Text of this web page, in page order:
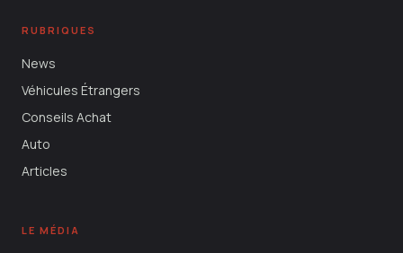
RUBRIQUES
News
Véhicules Étrangers
Conseils Achat
Auto
Articles
LE MÉDIA